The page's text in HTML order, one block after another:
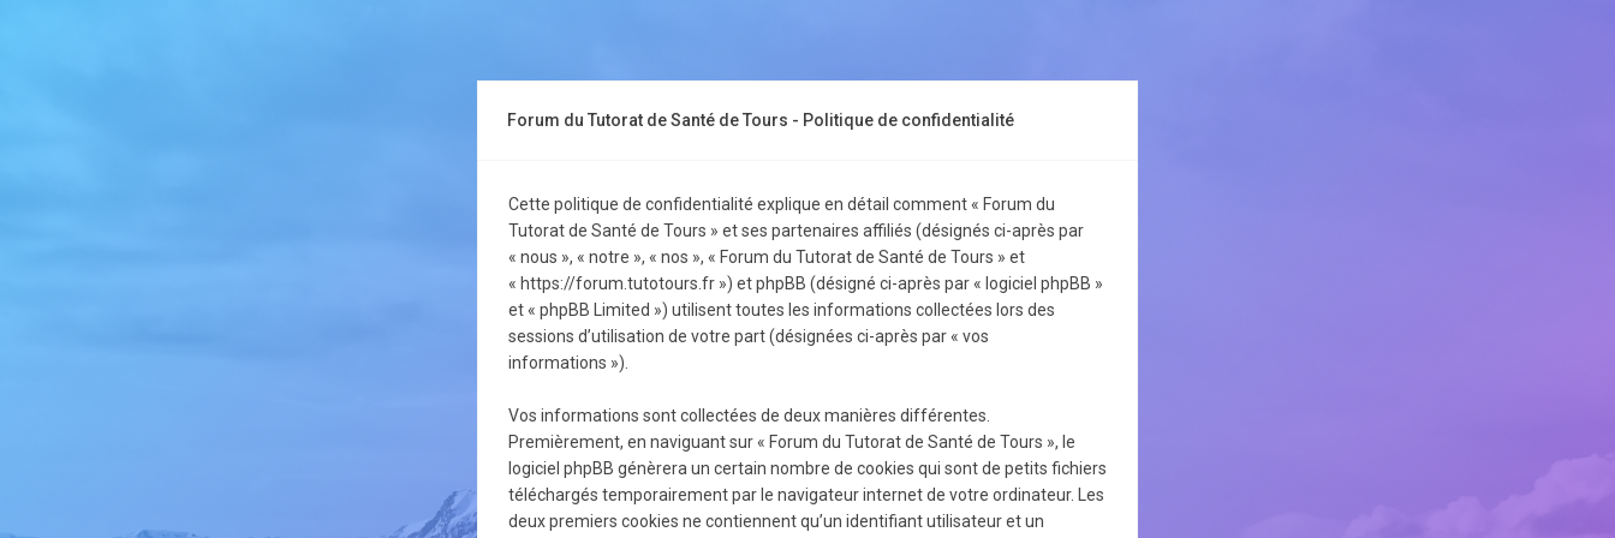
Forum du Tutorat de Santé de Tours - Politique de confidentialité
Cette politique de confidentialité explique en détail comment « Forum du
Tutorat de Santé de Tours » et ses partenaires affiliés (désignés ci-après par
« nous », « notre », « nos », « Forum du Tutorat de Santé de Tours » et
« https://forum.tutotours.fr ») et phpBB (désigné ci-après par « logiciel phpBB »
et « phpBB Limited ») utilisent toutes les informations collectées lors des
sessions d’utilisation de votre part (désignées ci-après par « vos
informations »).
Vos informations sont collectées de deux manières différentes.
Premièrement, en naviguant sur « Forum du Tutorat de Santé de Tours », le
logiciel phpBB génèrera un certain nombre de cookies qui sont de petits fichiers
téléchargés temporairement par le navigateur internet de votre ordinateur. Les
deux premiers cookies ne contiennent qu’un identifiant utilisateur et un